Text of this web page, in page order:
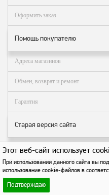
Доставка
и
возврат
Вакансии
Оформить заказ
Помощь покупателю
Адреса магазинов
Обмен, возврат и ремонт
Гарантия
Старая версия сайта
© АЗТ ГРУП 2004–2026. Все
Этот веб-сайт использует
При использовании данного сайта вы
использование cookie-файлов в
Подтверждаю